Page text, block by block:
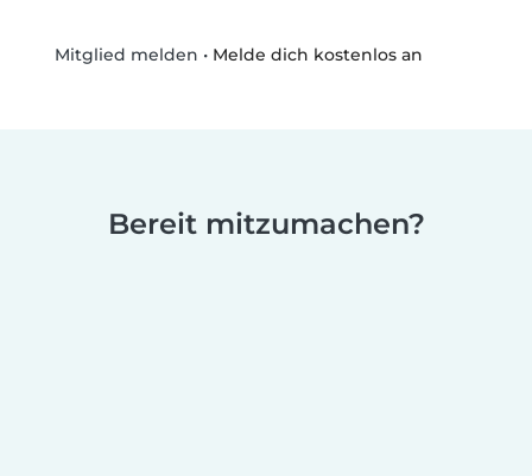
Mitglied melden • Melde dich kostenlos an
Bereit mitzumachen?